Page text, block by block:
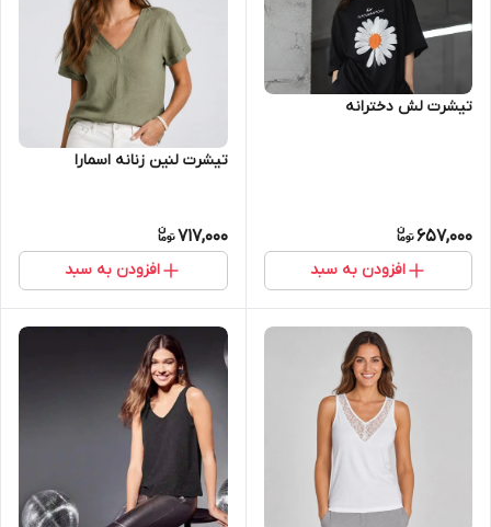
تیشرت لش دخترانه
657,000
افزودن به سبد
تیشرت لنین زنانه اسمارا
717,000
افزودن به سبد